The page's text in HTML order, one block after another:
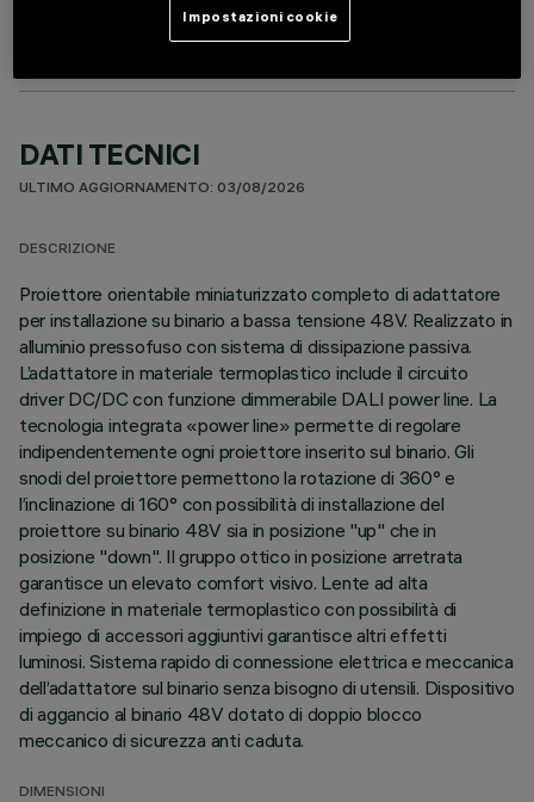
DATI TECNICI
ULTIMO AGGIORNAMENTO: 03/08/2026
DESCRIZIONE
Proiettore orientabile miniaturizzato completo di adattatore
per installazione su binario a bassa tensione 48V. Realizzato in
alluminio pressofuso con sistema di dissipazione passiva.
L’adattatore in materiale termoplastico include il circuito
driver DC/DC con funzione dimmerabile DALI power line. La
tecnologia integrata «power line» permette di regolare
indipendentemente ogni proiettore inserito sul binario. Gli
snodi del proiettore permettono la rotazione di 360° e
l’inclinazione di 160° con possibilità di installazione del
proiettore su binario 48V sia in posizione "up" che in
posizione "down". Il gruppo ottico in posizione arretrata
garantisce un elevato comfort visivo. Lente ad alta
definizione in materiale termoplastico con possibilità di
impiego di accessori aggiuntivi garantisce altri effetti
luminosi. Sistema rapido di connessione elettrica e meccanica
dell’adattatore sul binario senza bisogno di utensili. Dispositivo
di aggancio al binario 48V dotato di doppio blocco
meccanico di sicurezza anti caduta.
DIMENSIONI
Impostazioni cookie